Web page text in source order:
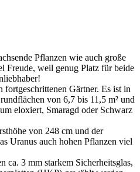
Pflanzen wie auch große
Freude, weil genug Platz für beide
Gärtner. Es ist in
von 6,7 bis 11,5 m² und
eloxiert, Smaragd oder Schwarz
von 248 cm und der
Uranus auch hohen Pflanzen viel
ca. 3 mm starkem Sicherheitsglas,